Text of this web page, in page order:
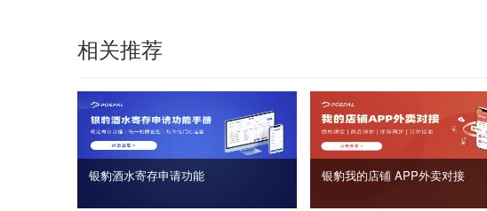
相关推荐
银豹酒水寄存申请功能 银豹我的店铺 APP外卖对接